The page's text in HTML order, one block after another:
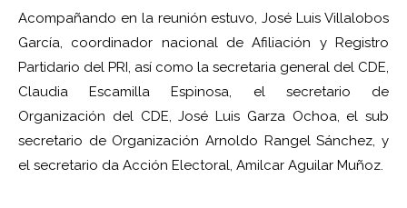
Acompañando en la reunión estuvo, José Luis Villalobos
García, coordinador nacional de Afiliación y Registro
Partidario del PRI, así como la secretaria general del CDE,
Claudia Escamilla Espinosa, el secretario de
Organización del CDE, José Luis Garza Ochoa, el sub
secretario de Organización Arnoldo Rangel Sánchez, y
el secretario da Acción Electoral, Amilcar Aguilar Muñoz.